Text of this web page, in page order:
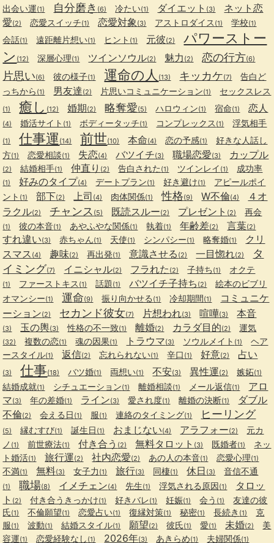
出会い運(1) 自分磨き (6) 冷たい(1) ダイエット (3)
ネット恋
愛(2) 恋愛スイッチ(1) 恋愛対象 (3) アストロダイス (1) 学校(1)
会話(1) 遠距離片想い(1) ヒント (1) 元彼(2)
パワーストー
ン (12) 深層心理(1) ツインソウル(2) 魅力 (2) 恋の行方(6)
片思い(6) 彼の様子(1) 運命の人 (13) キッカケ(7)
告白ど
っちから (1) 男友達(2) 片思いコミュニケーション(1) セックスレス
(1) 癒し (12) 婚期(2) 略奪愛(5) ハロウィン(1) 宿命(1) 恋人
(4) 婚活サイト (1) ボディータッチ(1) コンプレックス (1) 浮気相手
(1) 仕事運 (14) 前世(10) 本命(4) 恋の予感(1)
好きな人話し
方(1) 恋愛相談(1) 失恋(4) バツイチ(3) 職場恋愛(3) カップル
(2) 結婚相手(1) 仲直り (2) 告白された (1) ツインレイ (1) 成功率
(1) 好みのタイプ(4) デートプラン(1) 好き避け(1)
アピールポイ
ント (1) 部下(2) 上司 (4) 肉体関係(1) 性格(9) W不倫(4)
４オ
ラクル(2) チャンス (5) 既読スルー(2) プレゼント (2) 再会
(1) 彼の本音(1) あやふやな関係(1) 執着(1) 年齢差(2) 言葉(2)
すれ違い(3) 赤ちゃん(1) 天使(1) シンパシー(1) 略奪婚(1)
クリ
スマス (4) 趣味(2) 再出発(1) 意識させる (2) 一目惚れ(2)
タ
イミング(7) イニシャル(2) フラれた (2) 子持ち(1) オクテ
(1) ファーストキス (1) 話題(1) バツイチ子持ち (2)
絵本のビブリ
オマンシー(1) 運命(9) 振り向かせる (1) 冷却期間(1)
コミュニケ
ーション(2) セカンド彼女(7) 片想われ(3) 喧嘩(3) 本音
(3) 玉の輿(3) 性格の不一致(1) 離婚(2) カラダ目的(2) 運気
(32) 複数の恋(1) 魂の因果(1) トラウマ(3) ソウルメイト (1)
ヘア
ースタイル(1) 返信(2) 忘れられない(1) 辛口 (1) 好意(2) 占い
(3) 仕事(18) バツ婚(1) 両想い(1) 不安(3) 異性運(2) 嫉妬(1)
結婚成就(1) シチュエーション(1) 離婚相談(1) メール返信(1)
アロ
マ(3) 年の差婚(1) ライン(3) 愛され度(1) 離婚の決断(1)
ダブル
不倫(2) 会える日 (1) 服(1) 連絡のタイミング(1) ヒーリング
(5) 縁むすび(1) 誕生日 (1) おまじない(4) アラフォー(2)
元カ
ノ (1) 前世療法(1) 付き合う (2) 無料タロット (3) 既婚者(1)
ネッ
ト婚活(1) 旅行運(2) 社内恋愛(2) あの人の本音(1) 恋愛心理(1)
不満(1) 無料(3) 女子力 (1) 旅行(3) 同棲(1) 休日 (3) 音信不通
(1) 職場(8) イメチェン(4) 先生(1) 浮気される原因(1)
タロッ
ト (2) 付き合うきっかけ(1) 好きバレ(1) 妊娠(1) 会う (1)
友達の彼
氏(1) 不倫願望(1) 恋愛占い(1) 復縁対策(1) 秘密(1) 長続き (1)
克
服(1) 波動(1) 結婚スタイル(1) 願望(2) 彼氏(1) 愛(1) 未婚(2)
美
容運(1) 恋愛経験なし (1) 2026年(3) あきらめ(1) 夫婦関係(1)